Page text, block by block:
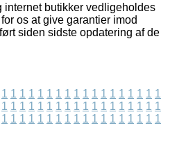
internet butikker vedligeholdes
os at give garantier imod
siden sidste opdatering af de
1 1 1 1 1 1 1 1 1 1 1 1 1 1 1 1 1 1
1 1 1 1 1 1 1 1 1 1 1 1 1 1 1 1 1 1
1 1 1 1 1 1 1 1 1 1 1 1 1 1 1 1 1 1